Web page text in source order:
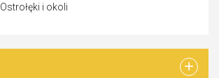
Ostrołęki i okoli